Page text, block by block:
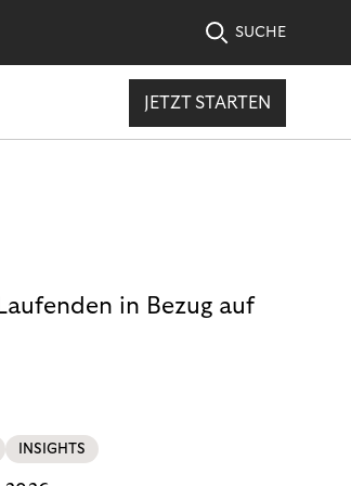
SUCHE
JETZT STARTEN
in Bezug auf
INSIGHTS